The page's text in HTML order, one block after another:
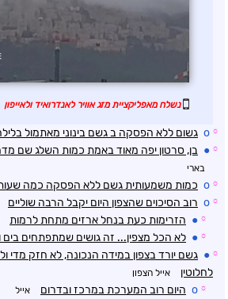
נשלח מאפליקציית מזג אוויר לאנדרואיד ולאייפון
☼
o גשום ללא הפסקה ב גשם בינוני מאתמול
☼
● בן, סרטון יפה מאוד באמת כמות השלג שם
בארי
☼
o כמות משמעותית גשם ללא הפסקה כמה
☼
o רוב הסיכוים שהצפון היום יקבל הרבה שוליים
☼
● הזרימות כעת בנחל ארזים מתחת לרמות
☼
● לא הכל מצפין... זה גושים שמתפתחים בים
☼
● גשם יורד בצפון במידה הנכונה, לא חזק מדי
לחלוטין
אייל הצפון
☼
o היום רוב המערכת במרכז ובדרום אייל